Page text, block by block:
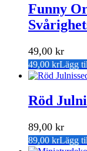
Funny
49,00 kr
49,00 krLägg
Röd
89,00 kr
89,00 krLägg